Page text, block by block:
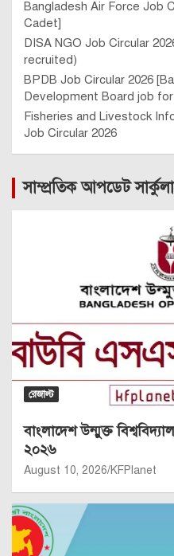
Bangladesh Air Force Job
Cadet]
DISA NGO Job Circular
recruited)
BPDB Job Circular 2026
Development Board job
Fisheries and Livestock
Job Circular 2026
সাম্প্রতিক আপডেট
রেজাল্ট
বাংলাদেশ উন্মুক্ত
২০২৬
August 10, 2026 KFPlanet